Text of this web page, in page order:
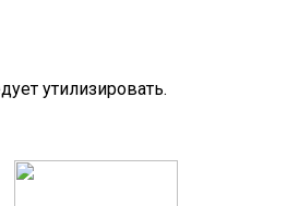
утилизировать.